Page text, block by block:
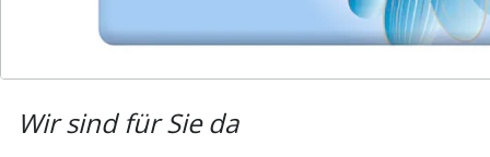
Wir sind für Sie da